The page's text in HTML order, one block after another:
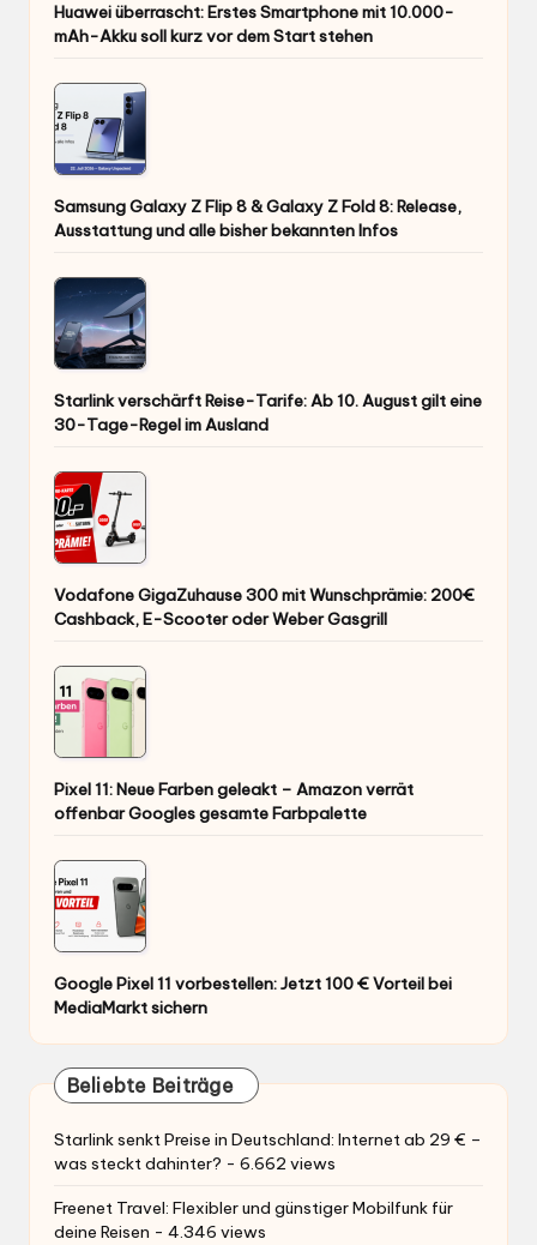
Huawei überrascht: Erstes Smartphone mit 10.000-
mAh-Akku soll kurz vor dem Start stehen
Samsung Galaxy Z Flip 8 & Galaxy Z Fold 8: Release,
Ausstattung und alle bisher bekannten Infos
Starlink verschärft Reise-Tarife: Ab 10. August gilt eine
30-Tage-Regel im Ausland
Vodafone GigaZuhause 300 mit Wunschprämie: 200€
Cashback, E-Scooter oder Weber Gasgrill
Pixel 11: Neue Farben geleakt – Amazon verrät
offenbar Googles gesamte Farbpalette
Google Pixel 11 vorbestellen: Jetzt 100 € Vorteil bei
MediaMarkt sichern
Beliebte Beiträge
Starlink senkt Preise in Deutschland: Internet ab 29 € –
was steckt dahinter? - 6.662 views
Freenet Travel: Flexibler und günstiger Mobilfunk für
deine Reisen - 4.346 views